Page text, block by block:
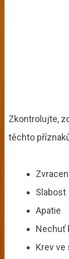
Zkontrolujte,
těchto
Slabost
Apatie
Nechuť
Krev ve